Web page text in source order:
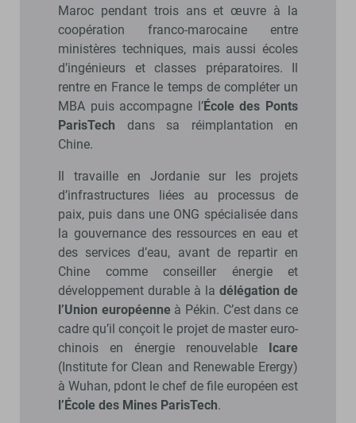
Maroc pendant trois ans et œuvre à la
coopération franco-marocaine entre
ministères techniques, mais aussi écoles
d’ingénieurs et classes préparatoires. Il
rentre en France le temps de compléter un
MBA puis accompagne l’École des Ponts
ParisTech dans sa réimplantation en
Chine.
Il travaille en Jordanie sur les projets
d’infrastructures liées au processus de
paix, puis dans une ONG spécialisée dans
la gouvernance des ressources en eau et
des services d’eau, avant de repartir en
Chine comme conseiller énergie et
développement durable à la délégation de
l’Union européenne à Pékin. C’est dans ce
cadre qu’il conçoit le projet de master euro-
chinois en énergie renouvelable Icare
(Institute for Clean and Renewable Erergy)
à Wuhan, pdont le chef de file européen est
l’École des Mines ParisTech.